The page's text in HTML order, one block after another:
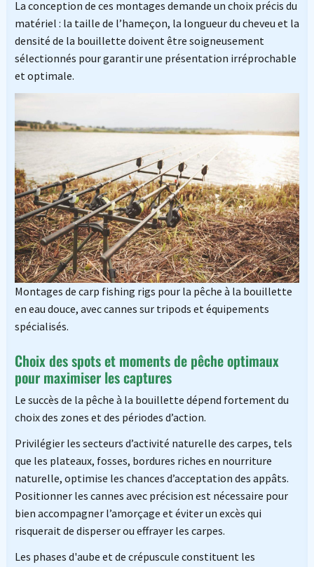
La conception de ces montages demande un choix précis du
matériel : la taille de l’hameçon, la longueur du cheveu et la
densité de la bouillette doivent être soigneusement
sélectionnés pour garantir une présentation irréprochable
et optimale.
Montages de carp fishing rigs pour la pêche à la bouillette
en eau douce, avec cannes sur tripods et équipements
spécialisés.
Choix des spots et moments de pêche optimaux
pour maximiser les captures
Le succès de la pêche à la bouillette dépend fortement du
choix des zones et des périodes d’action.
Privilégier les secteurs d’activité naturelle des carpes, tels
que les plateaux, fosses, bordures riches en nourriture
naturelle, optimise les chances d’acceptation des appâts.
Positionner les cannes avec précision est nécessaire pour
bien accompagner l’amorçage et éviter un excès qui
risquerait de disperser ou effrayer les carpes.
Les phases d'aube et de crépuscule constituent les